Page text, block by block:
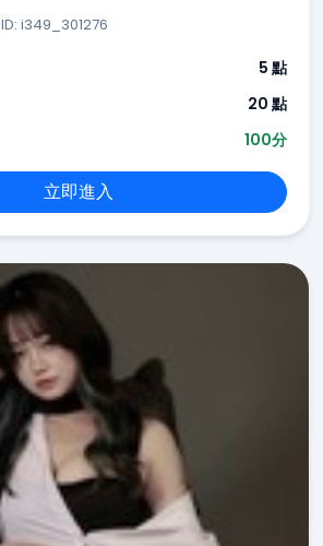
ID: i349_301276
5 點
20 點
100分
立即進入